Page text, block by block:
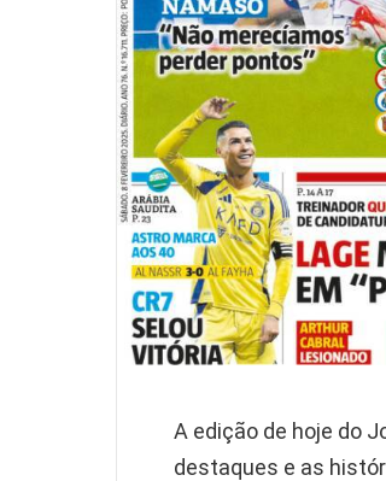
A edição de hoje do
destaques e as